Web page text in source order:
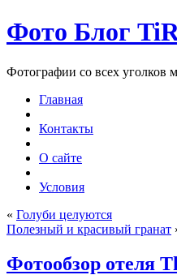
Фото Блог
Фотографии со всех уголков
Главная
Контакты
О сайте
Условия
« Голуби целуются
Полезный и красивый гранат
Фотообзор отеля